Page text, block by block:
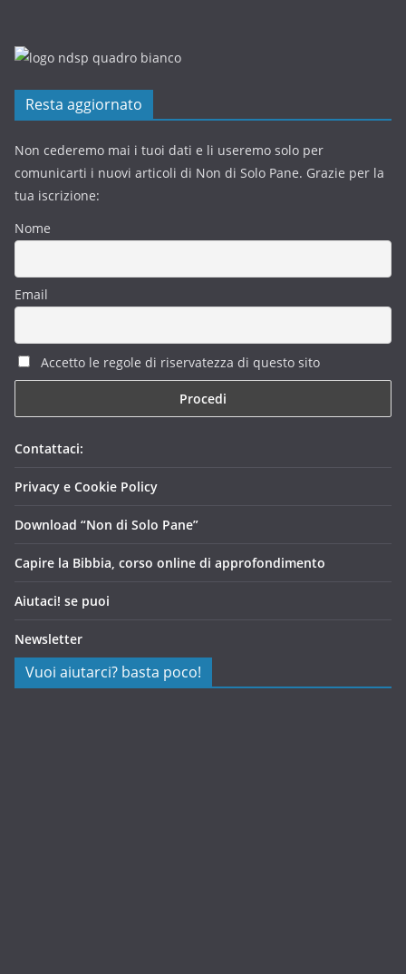
Resta aggiornato
Non cederemo mai i tuoi dati e li useremo solo per
comunicarti i nuovi articoli di Non di Solo Pane. Grazie per la
tua iscrizione:
Nome
Email
Accetto le regole di riservatezza di questo sito
Contattaci:
Privacy e Cookie Policy
Download “Non di Solo Pane”
Capire la Bibbia, corso online di approfondimento
Aiutaci! se puoi
Newsletter
Vuoi aiutarci? basta poco!